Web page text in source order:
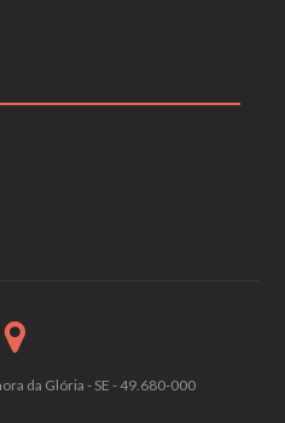
da Glória - SE - 49.680-000